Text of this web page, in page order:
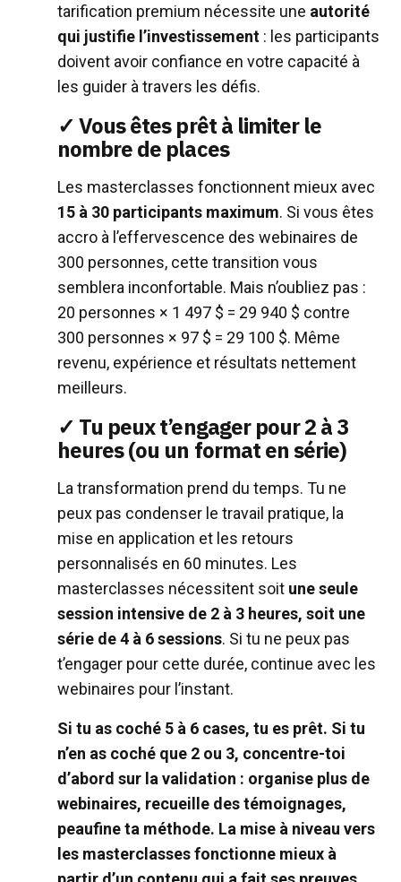
tarification premium nécessite une autorité
qui justifie l’investissement : les participants
doivent avoir confiance en votre capacité à
les guider à travers les défis.
✓ Vous êtes prêt à limiter le
nombre de places
Les masterclasses fonctionnent mieux avec
15 à 30 participants maximum. Si vous êtes
accro à l’effervescence des webinaires de
300 personnes, cette transition vous
semblera inconfortable. Mais n’oubliez pas :
20 personnes × 1 497 $ = 29 940 $ contre
300 personnes × 97 $ = 29 100 $. Même
revenu, expérience et résultats nettement
meilleurs.
✓ Tu peux t’engager pour 2 à 3
heures (ou un format en série)
La transformation prend du temps. Tu ne
peux pas condenser le travail pratique, la
mise en application et les retours
personnalisés en 60 minutes. Les
masterclasses nécessitent soit une seule
session intensive de 2 à 3 heures, soit une
série de 4 à 6 sessions. Si tu ne peux pas
t’engager pour cette durée, continue avec les
webinaires pour l’instant.
Si tu as coché 5 à 6 cases, tu es prêt. Si tu
n’en as coché que 2 ou 3, concentre-toi
d’abord sur la validation : organise plus de
webinaires, recueille des témoignages,
peaufine ta méthode. La mise à niveau vers
les masterclasses fonctionne mieux à